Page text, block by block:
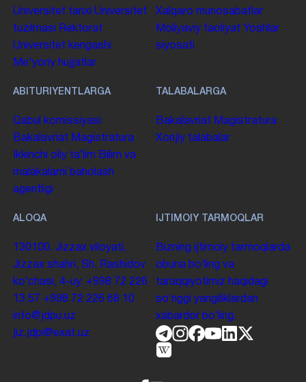
Universitet tarixi Universitet
tuzilmasi
Rektorat
Universitet kengashi
Me'yoriy hujjatlar
Xalqaro munosabatlar
Moliyaviy faoliyat Yoshlar
siyosati
ABITURIYENTLARGA
Qabul komissiyasi
Bakalavriat Magistratura
Ikkinchi oliy taʼlim Bilim va
malakalarni baholash
agentligi
TALABALARGA
Bakalavriat Magistratura
Xorijiy talabalar
ALOQA
130100. Jizzax viloyati,
Jizzax shahri, Sh. Rashidov
koʻchasi, 4-uy. +998 72 226
13 57 +998 72 226 68 10
info@jdpu.uz
jiz.jdpi@exat.uz
IJTIMOIY TARMOQLAR
Bizning ijtimoiy tarmoqlarda
obuna boʻling va
taraqqiyotimiz haqidagi
soʻnggi yangiliklardan
xabardor boʻling.